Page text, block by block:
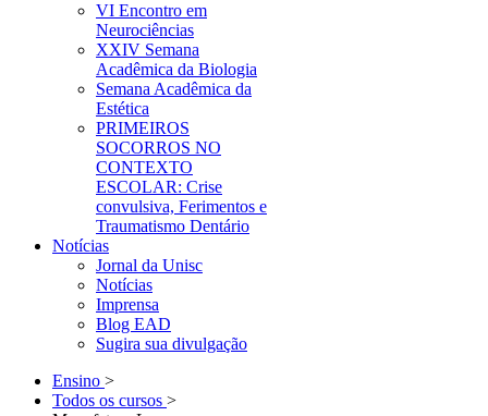
VI Encontro em
Neurociências
XXIV Semana
Acadêmica da Biologia
Semana Acadêmica da
Estética
PRIMEIROS
SOCORROS NO
CONTEXTO
ESCOLAR: Crise
convulsiva, Ferimentos e
Traumatismo Dentário
Notícias
Jornal da Unisc
Notícias
Imprensa
Blog EAD
Sugira sua divulgação
Ensino >
Todos os cursos >